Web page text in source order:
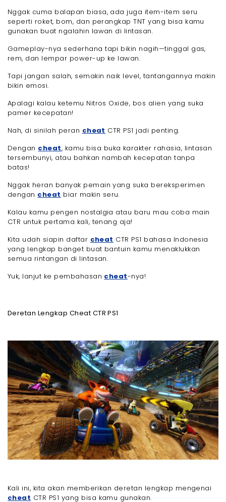
Nggak cuma balapan biasa, ada juga item-item seru
seperti roket, bom, dan perangkap TNT yang bisa kamu
gunakan buat ngalahin lawan di lintasan.
Gameplay-nya sederhana tapi bikin nagih—tinggal gas,
rem, dan lempar power-up ke lawan.
Tapi jangan salah, semakin naik level, tantangannya makin
bikin emosi.
Apalagi kalau ketemu Nitros Oxide, bos alien yang suka
pamer kecepatan!
Nah, di sinilah peran cheat CTR PS1 jadi penting.
Dengan cheat, kamu bisa buka karakter rahasia, lintasan
tersembunyi, atau bahkan nambah kecepatan tanpa
batas!
Nggak heran banyak pemain yang suka bereksperimen
dengan cheat biar makin seru.
Kalau kamu pengen nostalgia atau baru mau coba main
CTR untuk pertama kali, tenang aja!
Kita udah siapin daftar cheat CTR PS1 bahasa Indonesia
yang lengkap banget buat bantuin kamu menaklukkan
semua rintangan di lintasan.
Yuk, lanjut ke pembahasan cheat-nya!
Deretan Lengkap Cheat CTR PS1
Kali ini, kita akan memberikan deretan lengkap mengenai
cheat CTR PS1 yang bisa kamu gunakan.